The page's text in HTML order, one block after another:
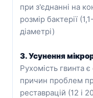
при з'єднанні на
розмір бактерії
діаметрі)
3. Усунення
Рухомість гвинта
причин проблем
реставрацій (12 і